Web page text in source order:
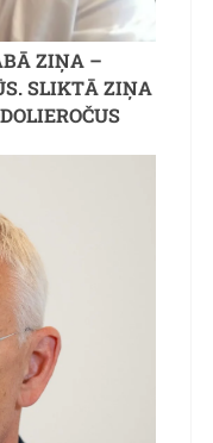
ZIŅA –
SLIKTĀ ZIŅA